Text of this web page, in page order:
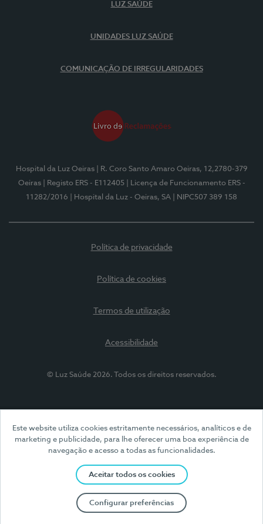
Este website utiliza cookies estritamente necessários, analíticos e de
marketing e publicidade, para lhe oferecer uma boa experiência de
navegação e acesso a todas as funcionalidades.
Aceitar todos os cookies
Configurar preferências
LUZ SAÚDE
UNIDADES LUZ SAÚDE
COMUNICAÇÃO DE IRREGULARIDADES
Hospital da Luz Oeiras
| R. Coro Santo Amaro Oeiras, 12,2780-379
Oeiras
| Registo ERS - E112405
| Licença de Funcionamento ERS -
11282/2016
| Hospital da Luz - Oeiras, SA | NIPC507 389 158
Política de privacidade
Política de cookies
Termos de utilização
Acessibilidade
© Luz Saúde 2026. Todos os direitos reservados.